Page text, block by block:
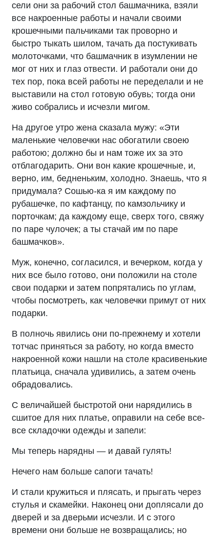
сели они за рабочий стол башмачника, взяли
все накроенные работы и начали своими
крошечными пальчиками так проворно и
быстро тыкать шилом, тачать да постукивать
молоточками, что башмачник в изумлении не
мог от них и глаз отвести. И работали они до
тех пор, пока всей работы не переделали и не
выставили на стол готовую обувь; тогда они
живо собрались и исчезли мигом.
На другое утро жена сказала мужу: «Эти
маленькие человечки нас обогатили своею
работою; должно бы и нам тоже их за это
отблагодарить. Они вон какие крошечные, и,
верно, им, бедненьким, холодно. Знаешь, что я
придумала? Сошью-ка я им каждому по
рубашечке, по кафтанцу, по камзольчику и
порточкам; да каждому еще, сверх того, свяжу
по паре чулочек; а ты стачай им по паре
башмачков».
Муж, конечно, согласился, и вечерком, когда у
них все было готово, они положили на столе
свои подарки и затем попрятались по углам,
чтобы посмотреть, как человечки примут от них
подарки.
В полночь явились они по-прежнему и хотели
тотчас приняться за работу, но когда вместо
накроенной кожи нашли на столе красивенькие
платьица, сначала удивились, а затем очень
обрадовались.
С величайшей быстротой они нарядились в
сшитое для них платье, оправили на себе все-
все складочки одежды и запели:
Мы теперь нарядны — и давай гулять!
Нечего нам больше сапоги тачать!
И стали кружиться и плясать, и прыгать через
стулья и скамейки. Наконец они доплясали до
дверей и за дверьми исчезли. И с этого
времени они больше не возвращались; но